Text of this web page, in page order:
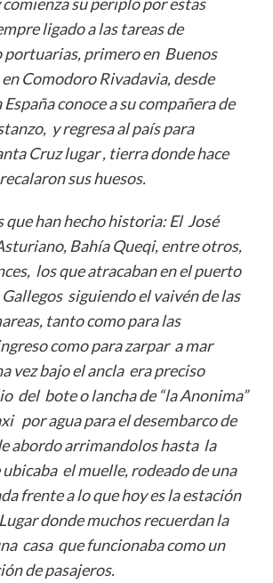
ligado a las tareas de
portuarias, primero en Buenos
Comodoro Rivadavia, desde
conoce a su compañera de
y regresa al país para
Cruz lugar , tierra donde hace
sus huesos.
que han hecho historia: El José
Bahía Queqi, entre otros,
los que atracaban en el puerto
siguiendo el vaivén de las
tanto como para las
como para zarpar a mar
vez bajo el ancla era preciso
del bote o lancha de “la Anonima”
por agua para el desembarco de
abordo arrimandolos hasta la
el muelle, rodeado de una
frente a lo que hoy es la estación
donde muchos recuerdan la
casa que funcionaba como un
de pasajeros.